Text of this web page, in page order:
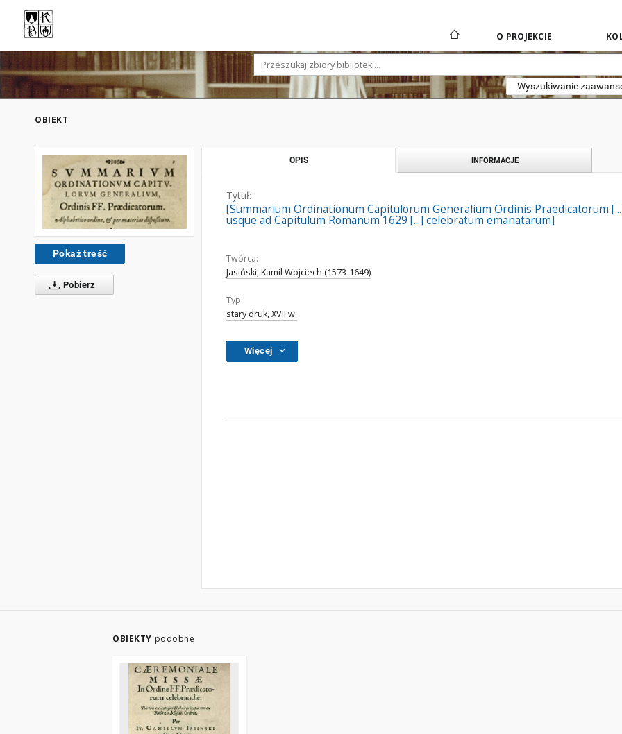
O PROJEKCIE
Wyszukiwanie
OBIEKT
Pokaż treść
Pobierz
OPIS INFORMACJE
Tytuł:
[Summarium Ordinationum Capitulorum Generalium Ordinis Praedicatorum
usque ad Capitulum Romanum 1629 [...] celebratum emanatarum]
Twórca:
Jasiński, Kamil Wojciech (1573-1649)
Typ:
stary druk, XVII w.
Więcej
OBIEKTY podobne